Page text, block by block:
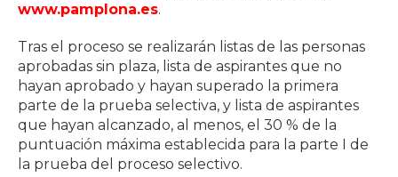
www.pamplona.es.
Tras el proceso se realizarán listas de las personas
aprobadas sin plaza, lista de aspirantes que no
hayan aprobado y hayan superado la primera
parte de la prueba selectiva, y lista de aspirantes
que hayan alcanzado, al menos, el 30 % de la
puntuación máxima establecida para la parte I de
la prueba del proceso selectivo.